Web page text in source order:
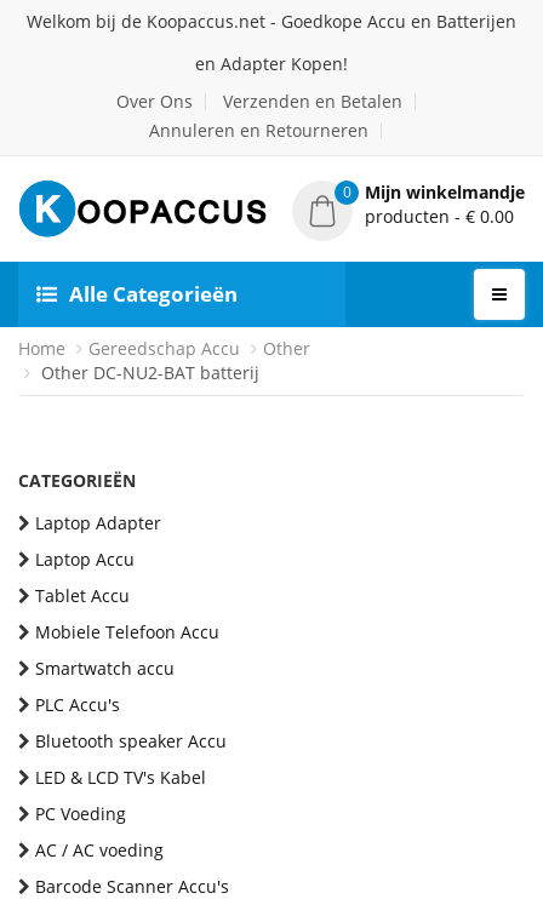
Welkom bij de Koopaccus.net - Goedkope Accu en Batterijen
en Adapter Kopen!
Over Ons
Verzenden en Betalen
Annuleren en Retourneren
0
Mijn winkelmandje
producten - € 0.00
Alle Categorieën
Home Gereedschap Accu
Other
Other DC-NU2-BAT batterij
CATEGORIEËN
Laptop Adapter
Laptop Accu
Tablet Accu
Mobiele Telefoon Accu
Smartwatch accu
PLC Accu's
Bluetooth speaker Accu
LED & LCD TV's Kabel
PC Voeding
AC / AC voeding
Barcode Scanner Accu's